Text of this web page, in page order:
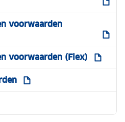
voorwaarden
voorwaarden (Flex)